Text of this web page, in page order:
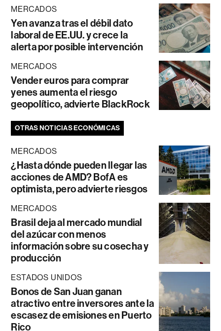
MERCADOS
Yen avanza tras el débil dato
laboral de EE.UU. y crece la
alerta por posible intervención
MERCADOS
Vender euros para comprar
yenes aumenta el riesgo
geopolítico, advierte BlackRock
OTRAS NOTICIAS ECONÓMICAS
MERCADOS
¿Hasta dónde pueden llegar las
acciones de AMD? BofA es
optimista, pero advierte riesgos
MERCADOS
Brasil deja al mercado mundial
del azúcar con menos
información sobre su cosecha y
producción
ESTADOS UNIDOS
Bonos de San Juan ganan
atractivo entre inversores ante la
escasez de emisiones en Puerto
Rico